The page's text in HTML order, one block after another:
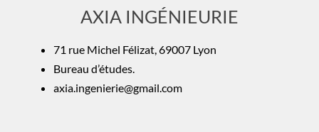
AXIA INGÉNIEURIE
71 rue Michel Félizat, 69007 Lyon
Bureau d’études.
axia.ingenierie@gmail.com